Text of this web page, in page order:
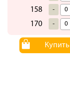
158 -
170 -
Купить